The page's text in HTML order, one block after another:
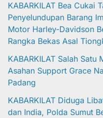
KABARKILAT Bea Cukai
Penyelundupan Barang
Motor Harley-Davidson
Rangka Bekas Asal
KABARKILAT Salah Satu
Asahan Support Grace
Padang
KABARKILAT Diduga
dan India, Polda Sumut